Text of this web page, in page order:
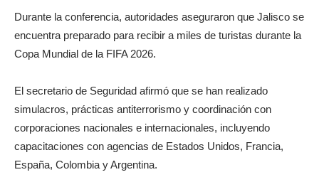
Durante la conferencia, autoridades aseguraron que Jalisco se
encuentra preparado para recibir a miles de turistas durante la
Copa Mundial de la FIFA 2026.
El secretario de Seguridad afirmó que se han realizado
simulacros, prácticas antiterrorismo y coordinación con
corporaciones nacionales e internacionales, incluyendo
capacitaciones con agencias de Estados Unidos, Francia,
España, Colombia y Argentina.